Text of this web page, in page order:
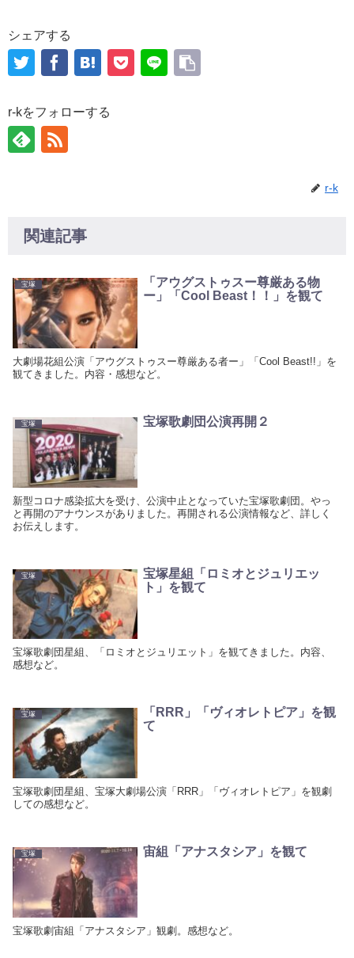
シェアする
r-kをフォローする
r-k
関連記事
宝塚
「アウグストゥスー尊厳ある物
ー」「Cool Beast！！」を観て
大劇場花組公演「アウグストゥスー尊厳ある者ー」「Cool Beast!!」を
観てきました。内容・感想など。
宝塚 宝塚歌劇団公演再開２
新型コロナ感染拡大を受け、公演中止となっていた宝塚歌劇団。やっ
と再開のアナウンスがありました。再開される公演情報など、詳しく
お伝えします。
宝塚
宝塚星組「ロミオとジュリエッ
ト」を観て
宝塚歌劇団星組、「ロミオとジュリエット」を観てきました。内容、
感想など。
宝塚
「RRR」「ヴィオレトピア」を観
て
宝塚歌劇団星組、宝塚大劇場公演「RRR」「ヴィオレトピア」を観劇
しての感想など。
宝塚 宙組「アナスタシア」を観て
宝塚歌劇宙組「アナスタシア」観劇。感想など。